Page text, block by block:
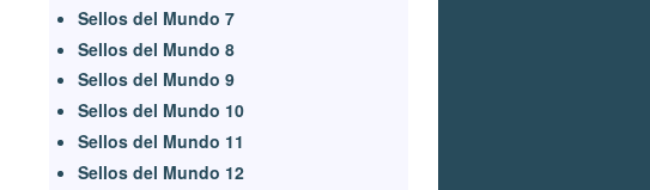
Sellos del Mundo 7
Sellos del Mundo 8
Sellos del Mundo 9
Sellos del Mundo 10
Sellos del Mundo 11
Sellos del Mundo 12